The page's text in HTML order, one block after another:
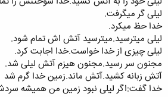
لیلی گر میگرفت.
خدا حظ میکرد.
لیلی میترسید.میترسید آتش اش تمام شود.
لیلی چیزی از خدا خواست.خدا اجابت کرد.
مجنون سر رسید.مجنون هیزم آتش لیلی شد.
آتش زبانه کشید.آتش ماند.زمین خدا گرم شد
خدا گفت:اگر لیلی نبود زمین من همیشه